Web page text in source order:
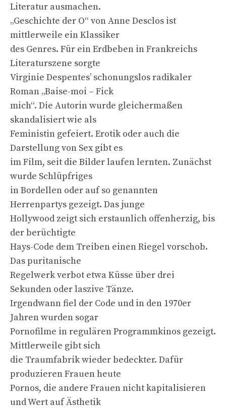
Literatur ausmachen.
„Geschichte der O“ von Anne Desclos ist
mittlerweile ein Klassiker
des Genres. Für ein Erdbeben in Frankreichs
Literaturszene sorgte
Virginie Despentes’ schonungslos radikaler
Roman „Baise-moi – Fick
mich“. Die Autorin wurde gleichermaßen
skandalisiert wie als
Feministin gefeiert. Erotik oder auch die
Darstellung von Sex gibt es
im Film, seit die Bilder laufen lernten. Zunächst
wurde Schlüpfriges
in Bordellen oder auf so genannten
Herrenpartys gezeigt. Das junge
Hollywood zeigt sich erstaunlich offenherzig, bis
der berüchtigte
Hays-Code dem Treiben einen Riegel vorschob.
Das puritanische
Regelwerk verbot etwa Küsse über drei
Sekunden oder laszive Tänze.
Irgendwann fiel der Code und in den 1970er
Jahren wurden sogar
Pornofilme in regulären Programmkinos gezeigt.
Mittlerweile gibt sich
die Traumfabrik wieder bedeckter. Dafür
produzieren Frauen heute
Pornos, die andere Frauen nicht kapitalisieren
und Wert auf Ästhetik